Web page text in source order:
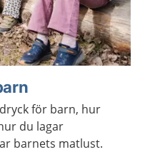
för barn, hur
du lagar
barnets matlust.